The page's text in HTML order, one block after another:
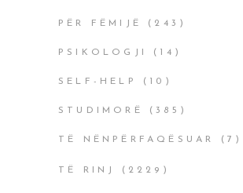
PËR FËMIJË (243)
PSIKOLOGJI (14)
SELF-HELP (10)
STUDIMORË (385)
TË NËNPËRFAQËSUAR (7)
TË RINJ (2229)